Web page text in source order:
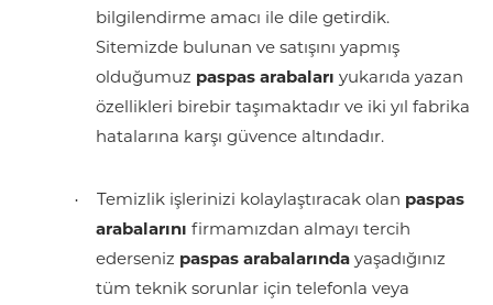
bilgilendirme amacı ile dile getirdik.
Sitemizde bulunan ve satışını yapmış
olduğumuz paspas arabaları yukarıda yazan
özellikleri birebir taşımaktadır ve iki yıl fabrika
hatalarına karşı güvence altındadır.
· Temizlik işlerinizi kolaylaştıracak olan paspas
arabalarını firmamızdan almayı tercih
ederseniz paspas arabalarında yaşadığınız
tüm teknik sorunlar için telefonla veya